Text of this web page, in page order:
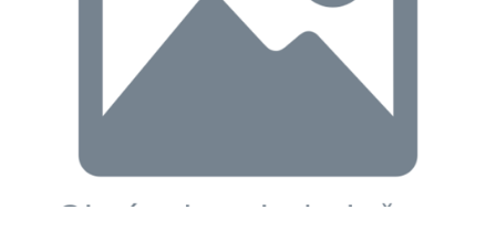
VSTUPNÍ TURNIKETY, ZÁBRANY
NÁKUPNÍ KOŠE A VOZÍKY
VARNÉ TECHNOLOGIE
OHŘEVNÉ VITRÍNY A VODNÍ LÁZNĚ